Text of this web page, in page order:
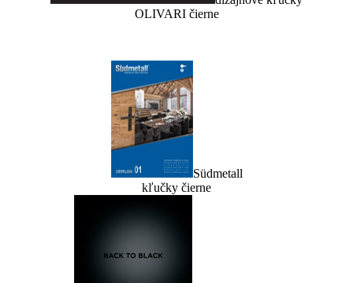
OLIVARI čierne
Südmetall
kľučky čierne